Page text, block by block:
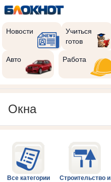
Новости
Учиться
готов
Авто Работа
Окна
Все категории
Строительство и